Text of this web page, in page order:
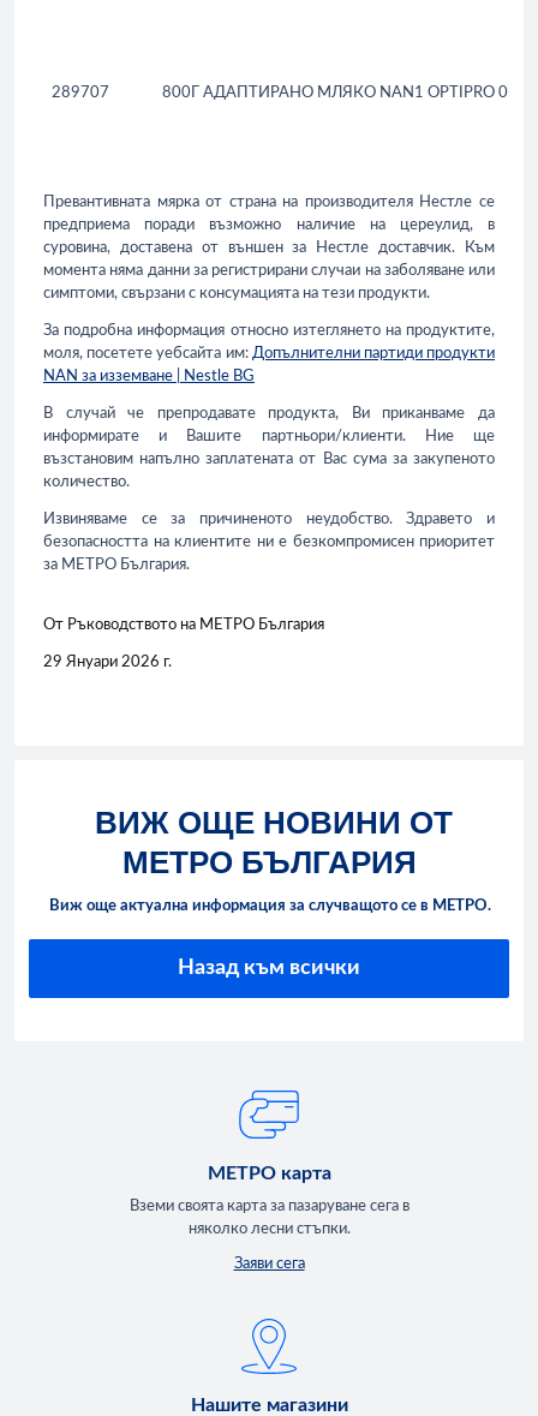
289707 800Г АДАПТИРАНО МЛЯКО NAN 1OPTIPRO 0-6
Превантивната мярка от страна на производителя Нестле се
предприема поради възможно наличие на цереулид, в
суровина, доставена от външен за Нестле доставчик. Към
момента няма данни за регистрирани случаи на заболяване или
симптоми, свързани с консумацията на тези продукти.
За подробна информация относно изтеглянето на продуктите,
моля, посетете уебсайта им: Допълнителни партиди продукти
NAN за изземване | Nestle BG
В случай че препродавате продукта, Ви приканваме да
информирате и Вашите партньори/клиенти. Ние ще
възстановим напълно заплатената от Вас сума за закупеното
количество.
Извиняваме се за причиненото неудобство. Здравето и
безопасността на клиентите ни е безкомпромисен приоритет
за МЕТРО България.
От Ръководството на МЕТРО България
29 Януари 2026 г.
ВИЖ ОЩЕ НОВИНИ ОТ
МЕТРО БЪЛГАРИЯ
Виж още актуална информация за случващото се в МЕТРО.
Назад към всички
МЕТРО карта
Вземи своята карта за пазаруване сега в
няколко лесни стъпки.
Заяви сега
Нашите магазини